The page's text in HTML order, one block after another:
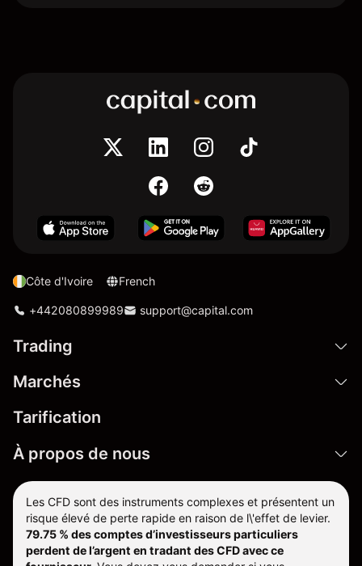
Côte d'Ivoire French
+442080899989 support@capital.com
Trading
Marchés
Tarification
À propos de nous
Les CFD sont des instruments complexes et présentent un
risque élevé de perte rapide en raison de l\'effet de levier.
79.75 % des comptes d’investisseurs particuliers
perdent de l’argent en tradant des CFD avec ce